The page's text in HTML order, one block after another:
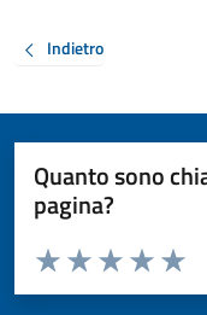
Indietro
Quanto sono
pagina?
Valuta da 1 a 5 stelle la
Valuta 4
Valuta 3
Valuta 2 stelle
Valuta 1 stelle su 5